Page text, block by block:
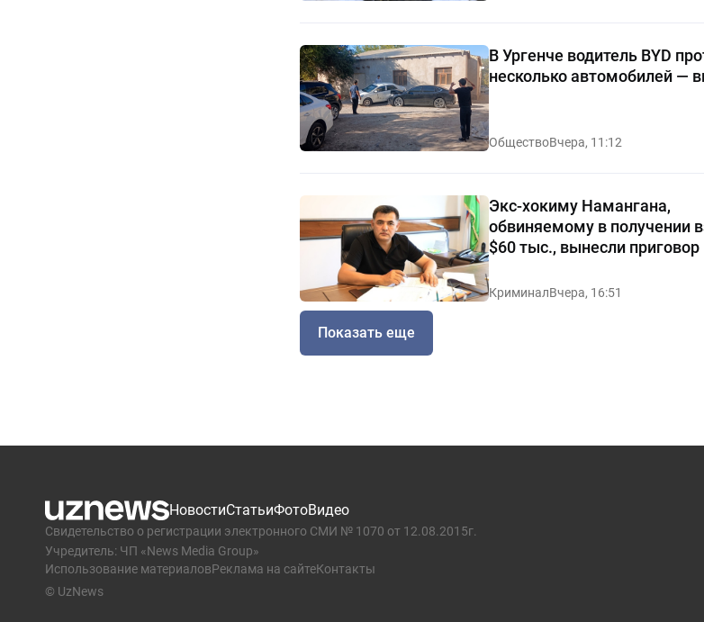
В Ургенче водитель BYD
несколько автомобилей —
ОбществоВчера, 11:12
Экс-хокиму Намангана,
обвиняемому в получении
$60 тыс., вынесли приговор
КриминалВчера, 16:51
Показать еще
НовостиСтатьиФотоВидео
Свидетельство о регистрации электронного СМИ № 1070 от 12.08.2015г.
Учредитель: ЧП «News Media Group»
Использование материаловРеклама на сайтеКонтакты
© UzNews